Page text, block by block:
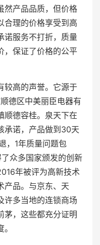
然产品品质，但价格
合理的价格享受到高
诺服务不打折，质量
，保证了价格的公平
较高的声誉。它源于
德区中美丽臣电器有
顺德容桂。泉天下在
承诺，产品做到30天
，1年质量问题包
众多国家颁发的创新
年被评为高新技术
产品。与京东、天
许多当地的连锁商场
茅，这些都充分证明